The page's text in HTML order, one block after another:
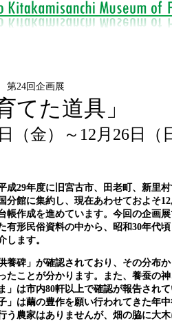
第24回企画展
てた道具」
（金）～12月26日（
成29年度に旧宮古市、田老町、新里
分館に集約し、現在あわせておよそ
帳作成を進めています。今回の企画展
有形民俗資料の中から、昭和30年代
します。
養碑」が確認されており、その分布
たことが分かります。また、養蚕の
」は市内80軒以上で確認が報告され
」は繭の豊作を願い行われてきた年
う農家はありませんが、畑の脇に大